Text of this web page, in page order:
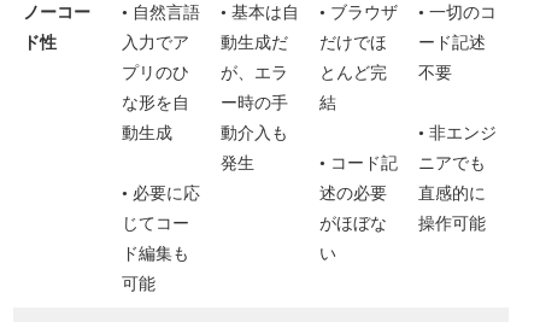
ノーコー
ド性
• 自然言語
入力でア
プリのひ
な形を自
動生成
• 必要に応
じてコー
ド編集も
可能
• 基本は自
動生成だ
が、エラ
ー時の手
動介入も
発生
• ブラウザ
だけでほ
とんど完
結
• コード記
述の必要
がほぼな
い
• 一切のコ
ード記述
不要
• 非エンジ
ニアでも
直感的に
操作可能